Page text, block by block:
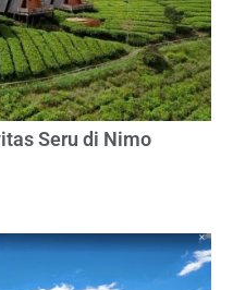
Seru di Nimo